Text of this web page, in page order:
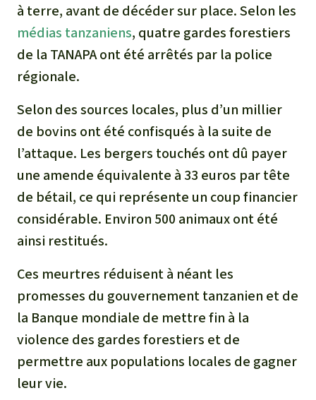
à terre, avant de décéder sur place. Selon les
médias tanzaniens, quatre gardes forestiers
de la TANAPA ont été arrêtés par la police
régionale.
Selon des sources locales, plus d’un millier
de bovins ont été confisqués à la suite de
l’attaque. Les bergers touchés ont dû payer
une amende équivalente à 33 euros par tête
de bétail, ce qui représente un coup financier
considérable. Environ 500 animaux ont été
ainsi restitués.
Ces meurtres réduisent à néant les
promesses du gouvernement tanzanien et de
la Banque mondiale de mettre fin à la
violence des gardes forestiers et de
permettre aux populations locales de gagner
leur vie.